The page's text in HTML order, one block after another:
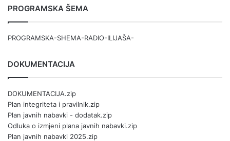
PROGRAMSKA ŠEMA
PROGRAMSKA-SHEMA-RADIO-ILIJAŠA-
DOKUMENTACIJA
DOKUMENTACIJA.zip
Plan integriteta i pravilnik.zip
Plan javnih nabavki - dodatak.zip
Odluka o izmjeni plana javnih nabavki.zip
Plan javnih nabavki 2025.zip